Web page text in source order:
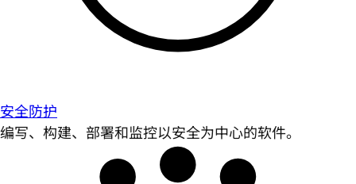
安全防护
编写、构建、部署和监控以安全为中心的软件。